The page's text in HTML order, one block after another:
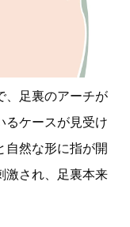
、足裏のアーチが
るケースが見受け
自然な形に指が開
激され、足裏本来